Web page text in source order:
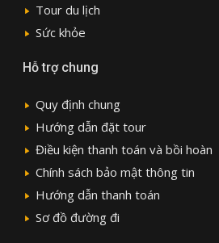
Tour du lịch
Sức khỏe
Hỗ trợ chung
Quy định chung
Hướng dẫn đặt tour
Điều kiện thanh toán và bồi hoàn
Chính sách bảo mật thông tin
Hướng dẫn thanh toán
Sơ đồ đường đi